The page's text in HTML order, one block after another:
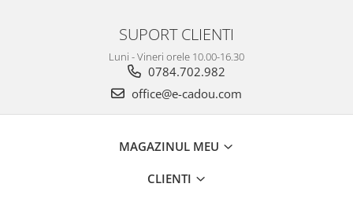
SUPORT CLIENTI
Luni - Vineri orele 10.00-16.30
0784.702.982
office@e-cadou.com
MAGAZINUL MEU
CLIENTI